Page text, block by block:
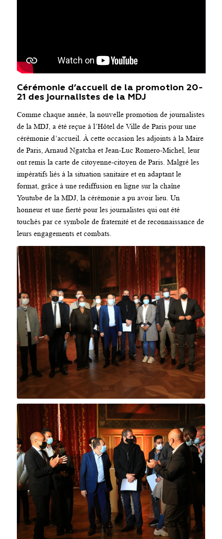
Cérémonie d’accueil de la promotion 20-
21 des journalistes de la MDJ
Comme chaque année, la nouvelle promotion de journalistes
de la MDJ, a été reçue à l’Hôtel de Ville de Paris pour une
cérémonie d’accueil. À cette occasion les adjoints à la Maire
de Paris, Arnaud Ngatcha et Jean-Luc Romero-Michel, leur
ont remis la carte de citoyenne-citoyen de Paris. Malgré les
impératifs liés à la situation sanitaire et en adaptant le
format, grâce à une rediffusion en ligne sur la chaîne
Youtube de la MDJ, la cérémonie a pu avoir lieu. Un
honneur et une fierté pour les journalistes qui ont été
touchés par ce symbole de fraternité et de reconnaissance de
leurs engagements et combats.